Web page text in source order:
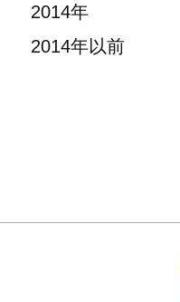
2014年
2014年以前